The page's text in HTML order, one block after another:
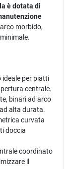
è dotata di
morbido,
ideale per piatti
centrale.
binari ad arco
alta durata.
curvata
doccia
coordinato
il